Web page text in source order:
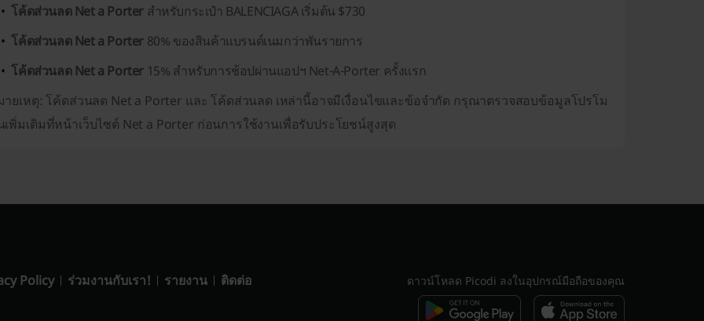
โค้ดส่วนลด Net a Porter สำหรับกระเป๋า BALENCIAGA เริ่มต้น $730
โค้ดส่วนลด Net a Porter 80% ของสินค้าแบรนด์เนมกว่าพันรายการ
โค้ดส่วนลด Net a Porter 15% สำหรับการช้อปผ่านแอปฯ Net-A-Porter ครั้งแรก
ายเหตุ: โค้ดส่วนลด Net a Porter และ โค้ดส่วนลด เหล่านี้อาจมีเงื่อนไขและข้อจำกัด กรุณาตรวจสอบข้อมูลโปรโม
เพิ่มเติมที่หน้าเว็บไซต์ Net a Porter ก่อนการใช้งานเพื่อรับประโยชน์สูงสุด
Policy ร่วมงานกับเรา! รายงาน
ติดต่อ
ดาวน์โหลด Picodi ลงในอุปกรณ์มือถือของคุณ